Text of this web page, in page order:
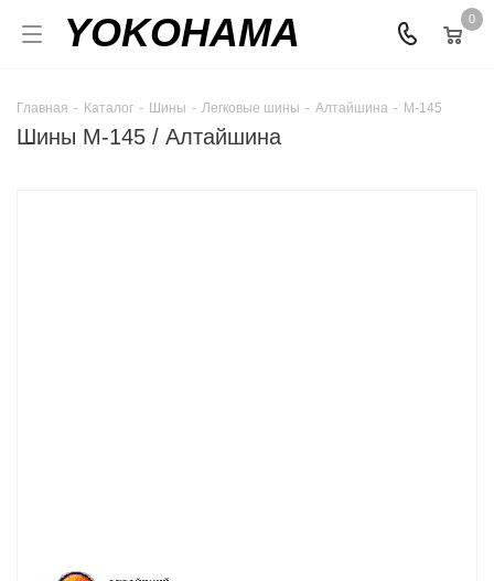
YOKOHAMA 0
Главная - Каталог - Шины - Легковые шины - Алтайшина - М-145
Шины М-145 / Алтайшина